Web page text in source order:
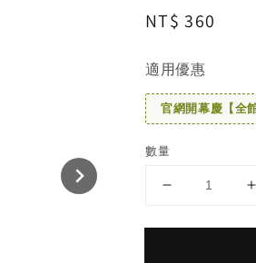
Regular
NT$ 360
適用優惠
官網開幕慶【全
數量